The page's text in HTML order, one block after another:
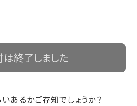
は終了しました
るかご存知でしょうか？